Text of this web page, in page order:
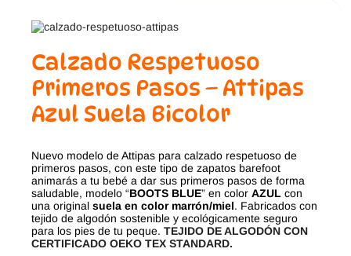
Calzado Respetuoso
Primeros Pasos – Attipas
Azul Suela Bicolor
Nuevo modelo de Attipas para calzado respetuoso de
primeros pasos, con este tipo de zapatos barefoot
animarás a tu bebé a dar sus primeros pasos de forma
saludable, modelo “BOOTS BLUE” en color AZUL con
una original suela en color marrón/miel. Fabricados con
tejido de algodón sostenible y ecológicamente seguro
para los pies de tu peque. TEJIDO DE ALGODÓN CON
CERTIFICADO OEKO TEX STANDARD.